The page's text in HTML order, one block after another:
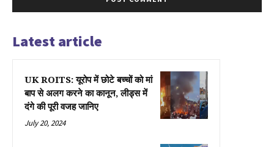
Latest article
UK ROITS: यूरोप में छोटे बच्चों को मां
बाप से अलग करने का कानून, लीड्स में
दंगे की पूरी वजह जानिए
July 20, 2024